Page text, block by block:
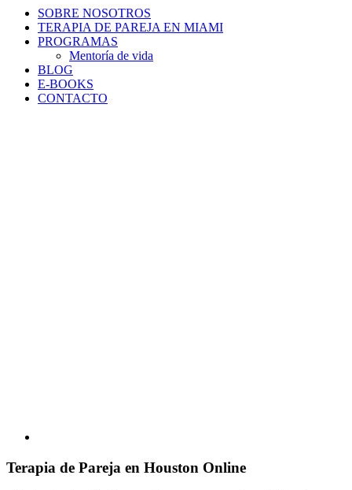
SOBRE NOSOTROS
TERAPIA DE PAREJA EN MIAMI
PROGRAMAS
Mentoría de vida
BLOG
E-BOOKS
CONTACTO
Terapia de Pareja en Houston Online